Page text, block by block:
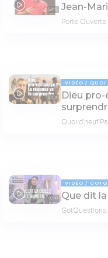
53:17 Jean-
Porte
30:13
VIDÉO QUOI
Dieu
Quoi d'neuf
03:10
VIDÉO
Que dit